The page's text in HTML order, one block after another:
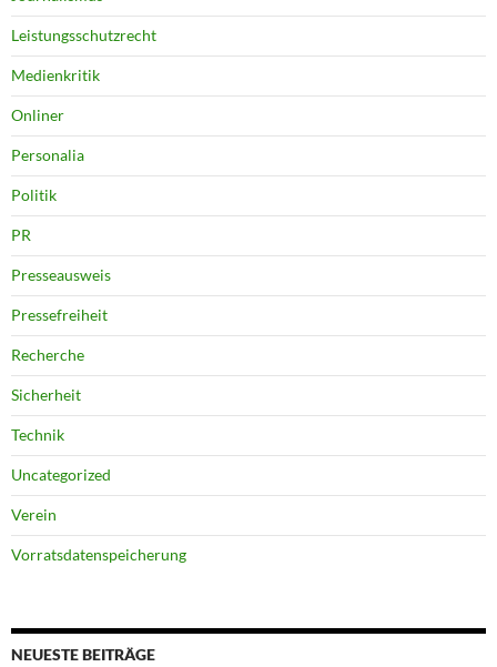
Leistungsschutzrecht
Medienkritik
Onliner
Personalia
Politik
PR
Presseausweis
Pressefreiheit
Recherche
Sicherheit
Technik
Uncategorized
Verein
Vorratsdatenspeicherung
NEUESTE BEITRÄGE